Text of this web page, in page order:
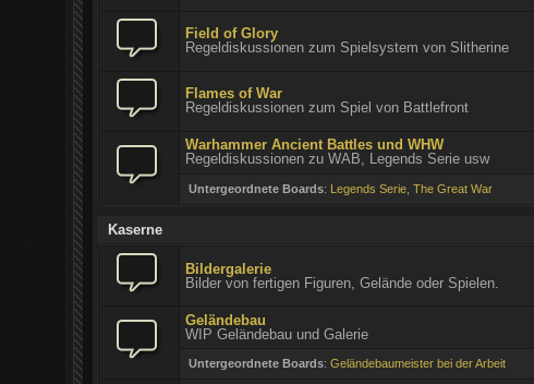
Field of Glory
Regeldiskussionen zum Spielsystem von Slitherine
Flames of War
Regeldiskussionen zum Spiel von Battlefront
Warhammer Ancient Battles und WHW
Regeldiskussionen zu WAB, Legends Serie usw
Untergeordnete Boards: Legends Serie, The Great War
Kaserne
Bildergalerie
Bilder von fertigen Figuren, Gelände oder Spielen.
Geländebau
WIP Geländebau und Galerie
Untergeordnete Boards: Geländebaumeister bei der Arbeit